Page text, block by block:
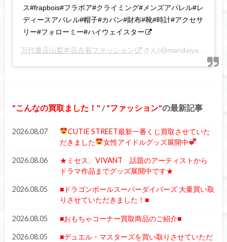
ス#frapbois#フラボア#クライミング#メンズアパレル#レ
ディースアパレル#帽子#カバン#財布#靴#時計#アクセサ
リー#フォローミー#ハイウェイスター
万代書店山梨本店古着ファッション さん(@mandaiyamanashifurugi)がシェアした投稿 –
こんなの買取ました！ / ファッション の最新記事
2026.08.07
CUTIE STREET最新一番くじ買取させていた
だきました
女性アイドルグッズ展開中
2026.08.06
★ミセス、VIVANT 話題のアーティストから
ドラマ作品までグッズ展開中です★
2026.08.05
■ドラゴンボールスーパーダイバーズ 大量買い取
りさせていただきました！■
2026.08.05 ■おもちゃコーナー買取商品のご紹介■
2026.08.05
■デュエル・マスターズを買い取りさせていただ